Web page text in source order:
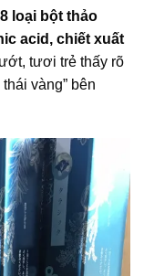
loại bột thảo
acid, chiết xuất
tươi trẻ thấy rõ
vàng” bên